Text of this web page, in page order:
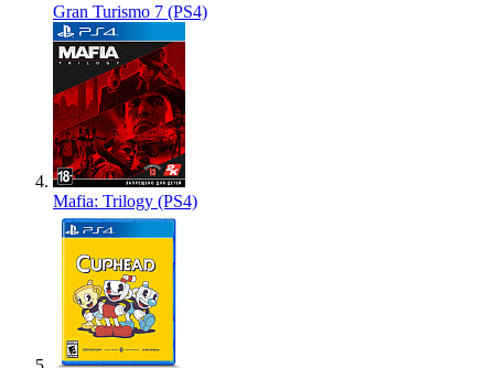
Gran Turismo 7 (PS4)
Mafia: Trilogy (PS4)